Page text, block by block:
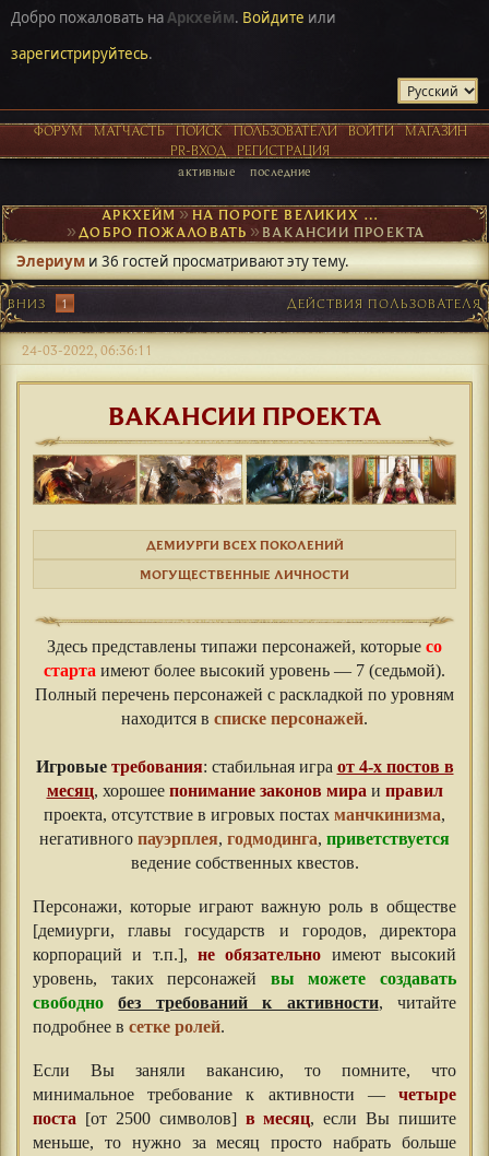
Добро пожаловать наАркхейм. Войдите или
зарегистрируйтесь.
ФОРУМ МАТЧАСТЬ ПОИСК ПОЛЬЗОВАТЕЛИ ВОЙТИ
МАГАЗИН
PR-ВХОД
РЕГИСТРАЦИЯ
активные последние
АРКХЕЙМ► НА ПОРОГЕ ВЕЛИКИХ ОТКРЫТИЙ
►ДОБРО ПОЖАЛОВАТЬ ►ВАКАНСИИ ПРОЕКТА
Элериум и 36 гостей просматривают эту тему.
ВНИЗ 1 ДЕЙСТВИЯ ПОЛЬЗОВАТЕЛЯ
24-03-2022, 06:36:11
ВАКАНСИИ ПРОЕКТА
ДЕМИУРГИ ВСЕХ ПОКОЛЕНИЙ
МОГУЩЕСТВЕННЫЕ ЛИЧНОСТИ
Здесь представлены типажи персонажей, которые со
старта имеют более высокий уровень — 7 (седьмой).
Полный перечень персонажей с раскладкой по уровням
находится в списке персонажей.
Игровые требования: стабильная игра от 4-х постов в
месяц, хорошее понимание законов мираи правил
проекта, отсутствие в игровых постах манчкинизма,
негативного пауэрплея, годмодинга, приветствуется
ведение собственных квестов.
Персонажи, которые играют важную роль в обществе
[демиурги, главы государств и городов, директора
корпораций и т.п.], не обязательно имеют высокий
уровень, таких персонажей вы можете создавать
свободно
без требований к активности, читайте
подробнее в сетке ролей.
Если Вы заняли вакансию, то помните, что
минимальное требование к активности — четыре
поста [от 2500 символов] в месяц, если Вы пишите
меньше, то нужно за месяц просто набрать больше